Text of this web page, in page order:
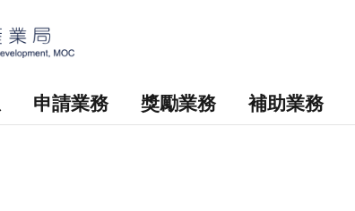
申請業務 獎勵業務 補助業務